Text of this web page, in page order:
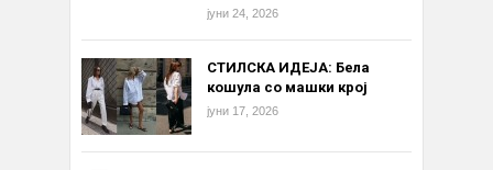
јуни 24, 2026
СТИЛСКА ИДЕЈА: Бела
кошула со машки крој
јуни 17, 2026